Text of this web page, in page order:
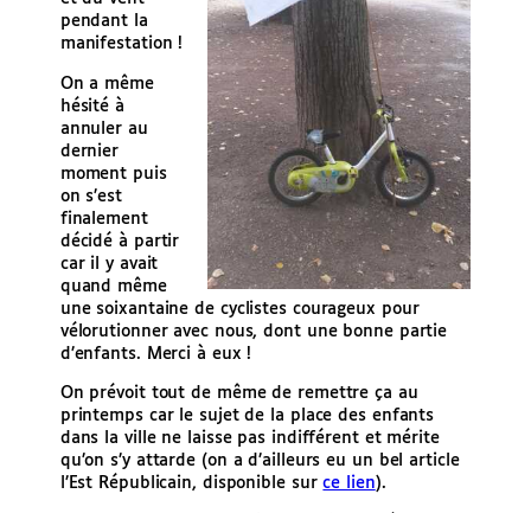
pendant la
manifestation !
On a même
hésité à
annuler au
dernier
moment puis
on s’est
finalement
décidé à partir
car il y avait
quand même
une soixantaine de cyclistes courageux pour
vélorutionner avec nous, dont une bonne partie
d’enfants. Merci à eux !
On prévoit tout de même de remettre ça au
printemps car le sujet de la place des enfants
dans la ville ne laisse pas indifférent et mérite
qu’on s’y attarde (on a d’ailleurs eu un bel article
l’Est Républicain, disponible surce lien).